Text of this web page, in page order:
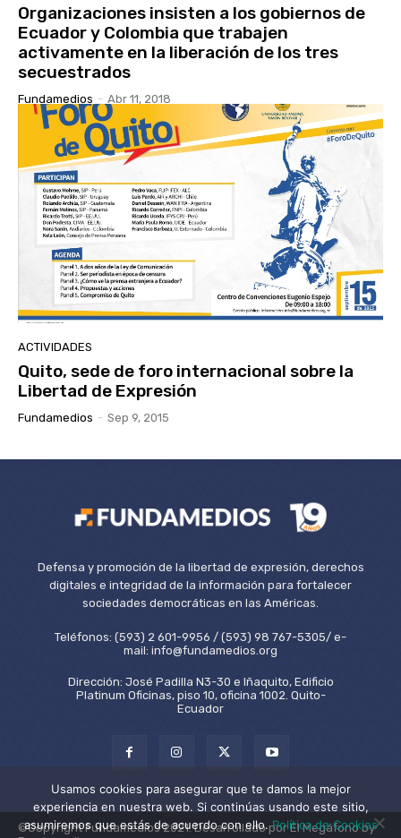
Organizaciones insisten a los gobiernos de
Ecuador y Colombia que trabajen
activamente en la liberación de los tres
secuestrados
Fundamedios - Abr 11, 2018
ACTIVIDADES
Quito, sede de foro internacional sobre la
Libertad de Expresión
Fundamedios - Sep 9, 2015
Defensa y promoción de la libertad de expresión, derechos
digitales e integridad de la información para fortalecer
sociedades democráticas en las Américas.
Teléfonos: (593) 2 601-9956 / (593) 98 767-5305/ e-
mail: info@fundamedios.org
Dirección: José Padilla N3-30 e Iñaquito, Edificio
Platinum Oficinas, piso 10, oficina 1002. Quito-
Ecuador
©Copyright Fundamedios 2021. Desarrollado por El Megáfono by
Usamos cookies para asegurar que te damos la mejor
experiencia en nuestra web. Si continúas usando este sitio,
asumiremos que estás de acuerdo con ello.Política de Cookies